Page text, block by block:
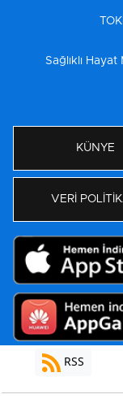
Sağlıklı
KÜNYE
VERİ
RSS